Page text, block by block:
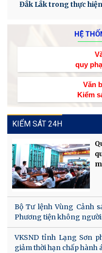
Đắk Lắk trong thực
HỆ
quy
Văn
Kiểm
KIỂM SÁT 24H
Bộ Tư lệnh Vùng Cảnh
Phương tiện không
VKSND tỉnh Lạng Sơn
giảm thời hạn chấp hành